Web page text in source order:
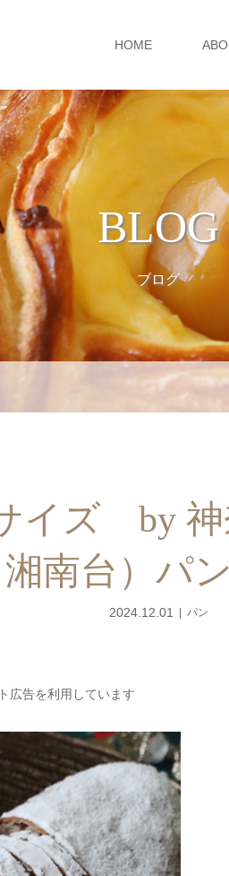
HOME
BLOG
ブログ
イズ by 神
南台）パ
2024.12.01 パン
広告を利用しています